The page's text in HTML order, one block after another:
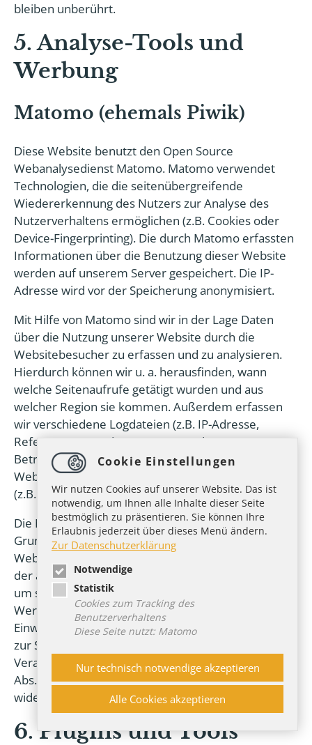
bleiben unberührt.
5. Analyse-Tools und
Werbung
Matomo (ehemals Piwik)
Diese Website benutzt den Open Source
Webanalysedienst Matomo. Matomo verwendet
Technologien, die die seitenübergreifende
Wiedererkennung des Nutzers zur Analyse des
Nutzerverhaltens ermöglichen (z.B. Cookies oder
Device-Fingerprinting). Die durch Matomo erfassten
Informationen über die Benutzung dieser Website
werden auf unserem Server gespeichert. Die IP-
Adresse wird vor der Speicherung anonymisiert.
Mit Hilfe von Matomo sind wir in der Lage Daten
über die Nutzung unserer Website durch die
Websitebesucher zu erfassen und zu analysieren.
Hierdurch können wir u. a. herausfinden, wann
welche Seitenaufrufe getätigt wurden und aus
welcher Region sie kommen. Außerdem erfassen
wir verschiedene Logdateien (z.B. IP-Adresse,
Referrer, verwendete Browser und
Betriebssysteme) und können messen, ob unsere
Websitebesucher bestimmte Aktionen durchführen
(z.B. Klicks, Käufe u. Ä.).
Die Nutzung dieses Analyse-Tools erfolgt auf
Grundlage von Art. 6 Abs. 1 lit. f DSGVO. Der
Websitebetreiber hat ein berechtigtes Interesse an
der anonymisierten Analyse des Nutzerverhaltens,
um sowohl sein Webangebot als auch seine
Werbung zu optimieren. Sofern eine entsprechende
Einwilligung abgefragt wurde (z. B. eine Einwilligung
zur Speicherung von Cookies), erfolgt die
Verarbeitung ausschließlich auf Grundlage von Art. 6
Abs. 1 lit. a DSGVO; die Einwilligung ist jederzeit
widerrufbar.
6. Plugins und Tools
Cookie Einstellungen
Wir nutzen Cookies auf unserer Website. Das ist
notwendig, um Ihnen alle Inhalte dieser Seite
bestmöglich zu präsentieren. Sie können Ihre
Erlaubnis jederzeit über dieses Menü ändern.
Zur Datenschutzerklärung
Notwendige
Statistik
Cookies zum Tracking des
Benutzerverhaltens
Diese Seite nutzt: Matomo
Nur technisch notwendige akzeptieren
Alle Cookies akzeptieren